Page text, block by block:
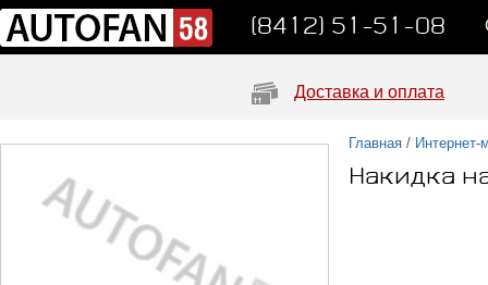
(8412) 51-51-08
Доставка и оплата
Главная / Интернет-
Накидка